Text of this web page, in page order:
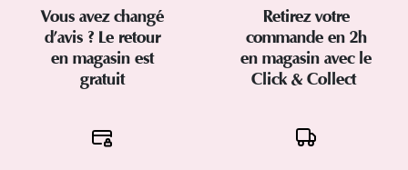
Vous avez changé
d’avis ? Le retour
en magasin est
gratuit
Retirez votre
commande en 2h
en magasin avec le
Click & Collect